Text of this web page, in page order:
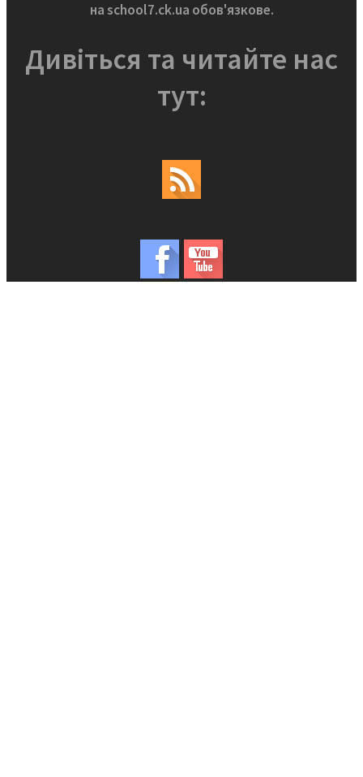
на school7.ck.ua обов'язкове.
Дивіться та читайте нас
тут: